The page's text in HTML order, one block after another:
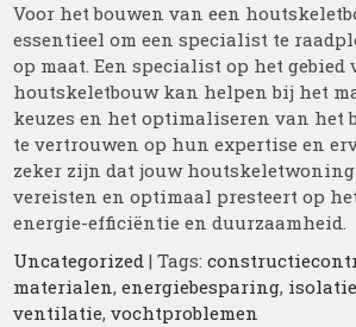
Voor het bouwen van een
essentieel om een specialist te
op maat. Een specialist op het gebied
houtskeletbouw kan helpen bij het
keuzes en het optimaliseren van het
te vertrouwen op hun expertise en
zeker zijn dat jouw
vereisten en optimaal presteert op
energie-efficiëntie en duurzaamheid.
Uncategorized | Tags:
materialen,energiebesparing,
ventilatie,vochtproblemen